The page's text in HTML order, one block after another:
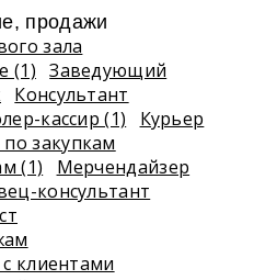
продажи
зала
(1)
Заведующий
Консультант
кассир (1)
Курьер
закупкам
(1)
Мерчендайзер
консультант
клиентами